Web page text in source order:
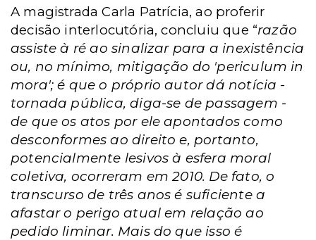
A magistrada Carla Patrícia, ao proferir
decisão interlocutória, concluiu que “razão
assiste à ré ao sinalizar para a inexistência
ou, no mínimo, mitigação do 'periculum in
mora'; é que o próprio autor dá notícia -
tornada pública, diga-se de passagem -
de que os atos por ele apontados como
desconformes ao direito e, portanto,
potencialmente lesivos à esfera moral
coletiva, ocorreram em 2010. De fato, o
transcurso de três anos é suficiente a
afastar o perigo atual em relação ao
pedido liminar. Mais do que isso é